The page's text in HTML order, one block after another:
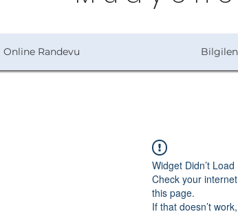
Online Randevu
Widget Didn’t Load
Check your
this page.
If that doesn’t